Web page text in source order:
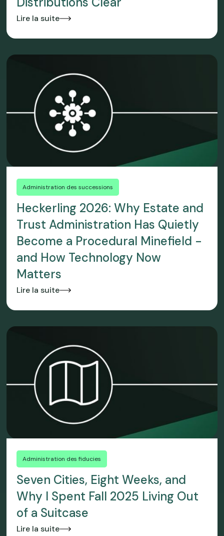
Lire la suite
Administration des successions
Heckerling 2026: Why Estate and
Trust Administration Has Quietly
Become a Procedural Minefield -
and How Technology Now
Matters
Lire la suite
Administration des fiducies
Seven Cities, Eight Weeks, and
Why I Spent Fall 2025 Living Out
of a Suitcase
Lire la suite